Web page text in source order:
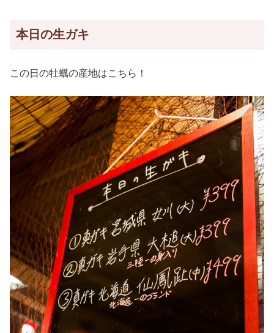
本日の生ガキ
この日の牡蠣の産地はこちら！